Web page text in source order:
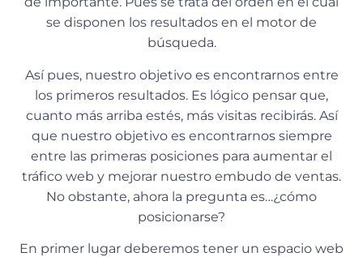
se disponen los resultados en el motor de
búsqueda.
Así pues, nuestro objetivo es encontrarnos entre
los primeros resultados. Es lógico pensar que,
cuanto más arriba estés, más visitas recibirás. Así
que nuestro objetivo es encontrarnos siempre
entre las primeras posiciones para aumentar el
tráfico web y mejorar nuestro embudo de ventas.
No obstante, ahora la pregunta es…¿cómo
posicionarse?
En primer lugar deberemos tener un espacio web